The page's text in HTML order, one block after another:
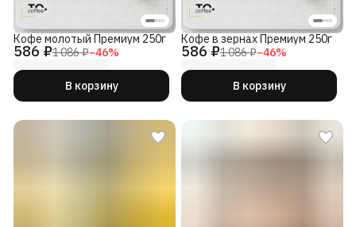
586 ₽1 086 ₽−46%
Кофе молотый Премиум 250г
В корзину
586 ₽1 086 ₽−46%
Кофе в зернах Премиум 250г
В корзину